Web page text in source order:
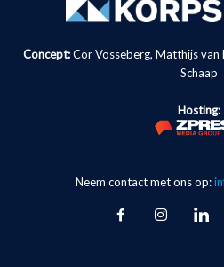
Concept:Cor Vosseberg, Matthijs van
Schaap
Hosting:
Neem contact met ons op: